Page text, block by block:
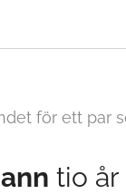
för ett par
tio